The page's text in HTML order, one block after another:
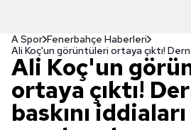
A Spor Fenerbahçe Haberleri
Ali Koç'un
ortaya çıktı!
baskını